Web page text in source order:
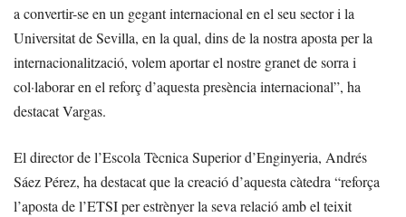
a convertir-se en un gegant internacional en el seu sector i la
Universitat de Sevilla, en la qual, dins de la nostra aposta per la
internacionalització, volem aportar el nostre granet de sorra i
col·laborar en el reforç d’aquesta presència internacional”, ha
destacat Vargas.
El director de l’Escola Tècnica Superior d’Enginyeria, Andrés
Sáez Pérez, ha destacat que la creació d’aquesta càtedra “reforça
l’aposta de l’ETSI per estrènyer la seva relació amb el teixit